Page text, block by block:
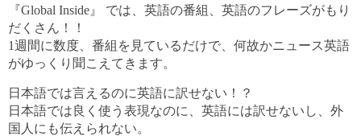
『Global Inside』 では、英語の番組、英語のフレーズがもり
だくさん！！
1週間に数度、番組を見ているだけで、何故かニュース英語
がゆっくり聞こえてきます。
日本語では言えるのに英語に訳せない！？
日本語では良く使う表現なのに、英語には訳せないし、外
国人にも伝えられない。